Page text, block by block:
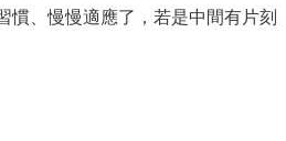
、慢慢適應了，若是中間有片刻